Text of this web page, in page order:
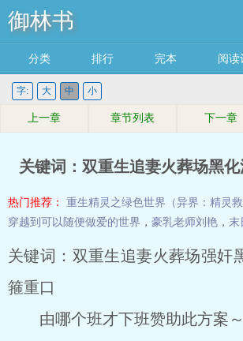
御林书
分类 排行 完本 阅读
字: 大 中 小
上一章 章节列表 下一章
关键词：双重生追妻火葬场黑
热门推荐： 重生精灵之绿色世界（异界：精灵救
穿越到可以随便做爱的世界 ， 豪乳老师刘艳 ， 末
关键词：双重生追妻火葬场强奸
箍重口
由哪个班才下班赞助此方案～